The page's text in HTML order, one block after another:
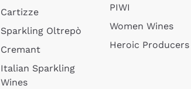
Cartizze
Sparkling Oltrepò
Cremant
Italian Sparkling
Wines
PIWI
Women Wines
Heroic Producers